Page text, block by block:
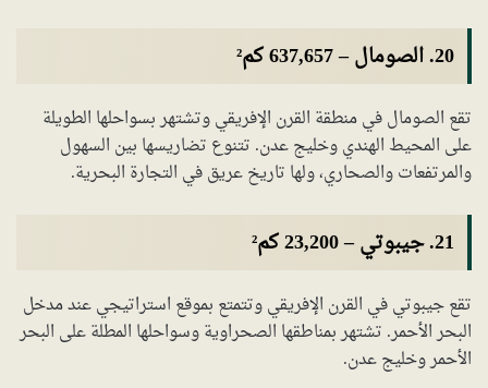
20. الصومال – 637,657 كم²
تقع الصومال في منطقة القرن الإفريقي وتشتهر بسواحلها الطويلة
على المحيط الهندي وخليج عدن. تتنوع تضاريسها بين السهول
والمرتفعات والصحاري، ولها تاريخ عريق في التجارة البحرية.
21. جيبوتي – 23,200 كم²
تقع جيبوتي في القرن الإفريقي وتتمتع بموقع استراتيجي عند مدخل
البحر الأحمر. تشتهر بمناطقها الصحراوية وسواحلها المطلة على البحر
الأحمر وخليج عدن.